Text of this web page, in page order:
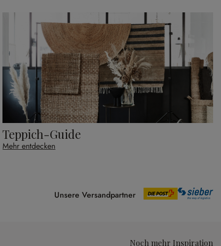
Teppich-Guide
Mehr entdecken
Unsere Versandpartner
Noch mehr Inspiration